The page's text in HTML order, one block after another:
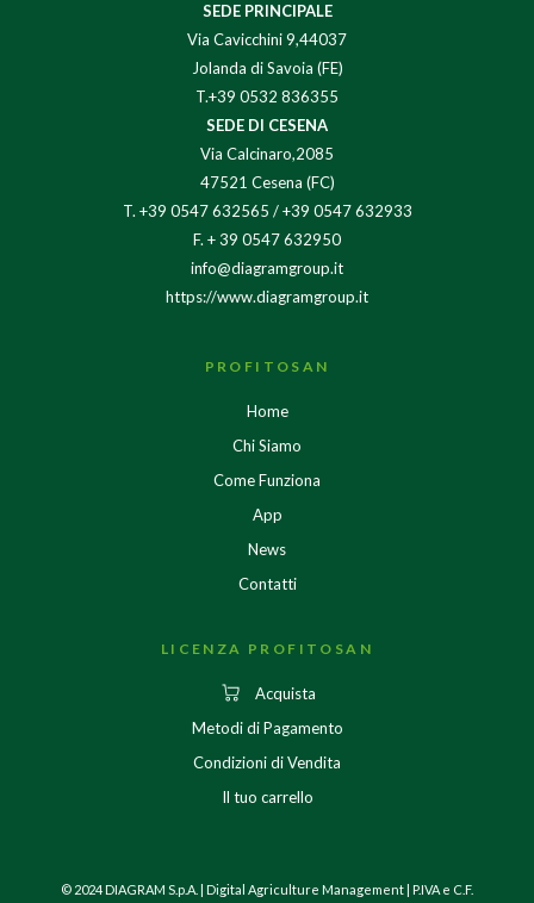
SEDE PRINCIPALE
Via Cavicchini 9,44037
Jolanda di Savoia (FE)
T.+39 0532 836355
SEDE DI CESENA
Via Calcinaro,2085
47521 Cesena (FC)
T. +39 0547 632565 /+39 0547 632933
F. + 39 0547 632950
info@diagramgroup.it
https://www.diagramgroup.it
PROFITOSAN
Home
Chi Siamo
Come Funziona
App
News
Contatti
LICENZA PROFITOSAN
Acquista
Metodi di Pagamento
Condizioni di Vendita
Il tuo carrello
© 2024 DIAGRAM S.p.A. | Digital Agriculture Management | P.IVA e C.F.